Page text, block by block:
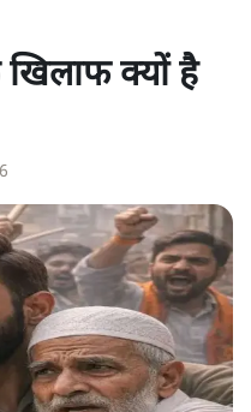
क्यों है